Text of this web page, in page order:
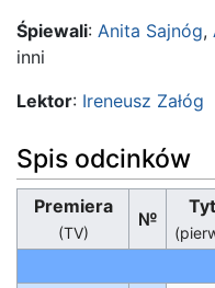
Śpiewali: Anita Sajnóg,
inni
Lektor: Ireneusz Załóg
Spis odcinków
Premiera
(TV)
№